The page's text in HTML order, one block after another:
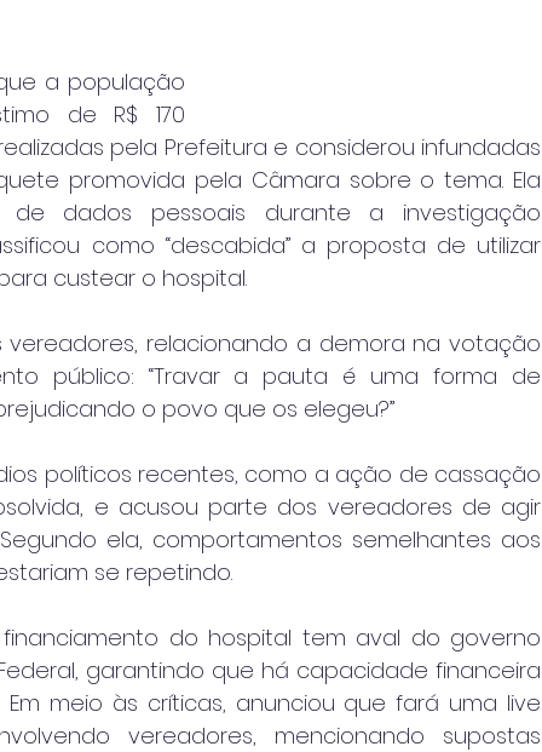
a população
de R$ 170
pela Prefeitura e considerou infundadas
promovida pela Câmara sobre o tema. Ela
dados pessoais durante a investigação
como “descabida” a proposta de utilizar
custear o hospital.
relacionando a demora na votação
público: “Travar a pauta é uma forma de
o povo que os elegeu?”
políticos recentes, como a ação de cassação
e acusou parte dos vereadores de agir
Segundo ela, comportamentos semelhantes aos
se repetindo.
do hospital tem aval do governo
garantindo que há capacidade financeira
meio às críticas, anunciou que fará uma live
vereadores, mencionando supostas